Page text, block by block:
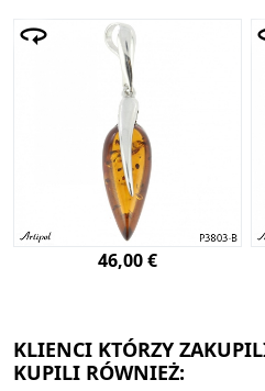
46,00 €
KLIENCI KTÓRZY
KUPILI RÓWNIEŻ: